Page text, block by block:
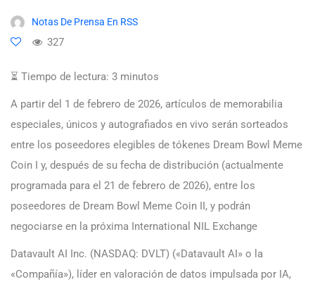
Notas De Prensa En RSS
327
⏳ Tiempo de lectura: 3 minutos
A partir del 1 de febrero de 2026, artículos de memorabilia
especiales, únicos y autografiados en vivo serán sorteados
entre los poseedores elegibles de tókenes Dream Bowl Meme
Coin I y, después de su fecha de distribución (actualmente
programada para el 21 de febrero de 2026), entre los
poseedores de Dream Bowl Meme Coin II, y podrán
negociarse en la próxima International NIL Exchange
Datavault AI Inc. (NASDAQ: DVLT) («Datavault AI» o la
«Compañía»), líder en valoración de datos impulsada por IA,